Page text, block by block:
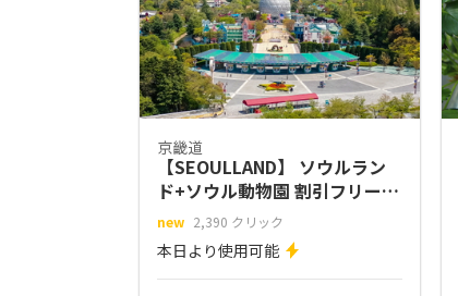
京畿道
【SEOULLAND】 ソウルラン
ド+ソウル動物園 割引フリーパ
ス
new 2,390 クリック
本日より使用可能